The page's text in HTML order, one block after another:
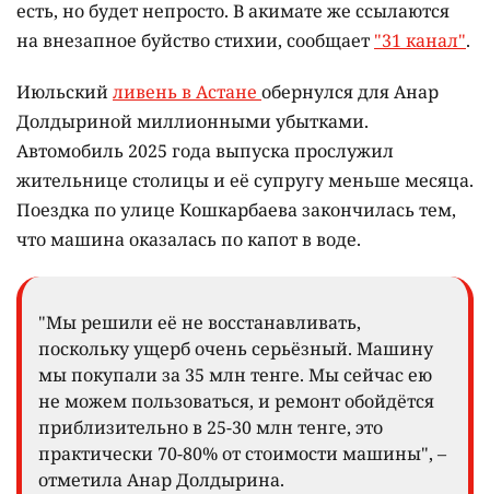
есть, но будет непросто. В акимате же ссылаются
на внезапное буйство стихии, сообщает "31 канал".
Июльскийливень в Астане обернулся для Анар
Долдыриной миллионными убытками.
Автомобиль 2025 года выпуска прослужил
жительнице столицы и её супругу меньше месяца.
Поездка по улице Кошкарбаева закончилась тем,
что машина оказалась по капот в воде.
"Мы решили её не восстанавливать,
поскольку ущерб очень серьёзный. Машину
мы покупали за 35 млн тенге. Мы сейчас ею
не можем пользоваться, и ремонт обойдётся
приблизительно в 25-30 млн тенге, это
практически 70-80% от стоимости машины", –
отметила Анар Долдырина.